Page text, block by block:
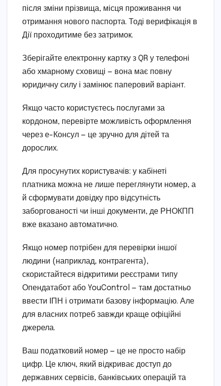
після зміни прізвища, місця проживання чи
отримання нового паспорта. Тоді верифікація в
Дії проходитиме без затримок.
Зберігайте електронну картку з QR у телефоні
або хмарному сховищі — вона має повну
юридичну силу і замінює паперовий варіант.
Якщо часто користуєтесь послугами за
кордоном, перевірте можливість оформлення
через е-Консул — це зручно для дітей та
дорослих.
Для просунутих користувачів: у кабінеті
платника можна не лише переглянути номер, а
й сформувати довідку про відсутність
заборгованості чи інші документи, де РНОКПП
вже вказано автоматично.
Якщо номер потрібен для перевірки іншої
людини (наприклад, контрагента),
скористайтеся відкритими реєстрами типу
Опендатабот або YouControl — там достатньо
ввести ІПН і отримати базову інформацію. Але
для власних потреб завжди краще офіційні
джерела.
Ваш податковий номер — це не просто набір
цифр. Це ключ, який відкриває доступ до
державних сервісів, банківських операцій та